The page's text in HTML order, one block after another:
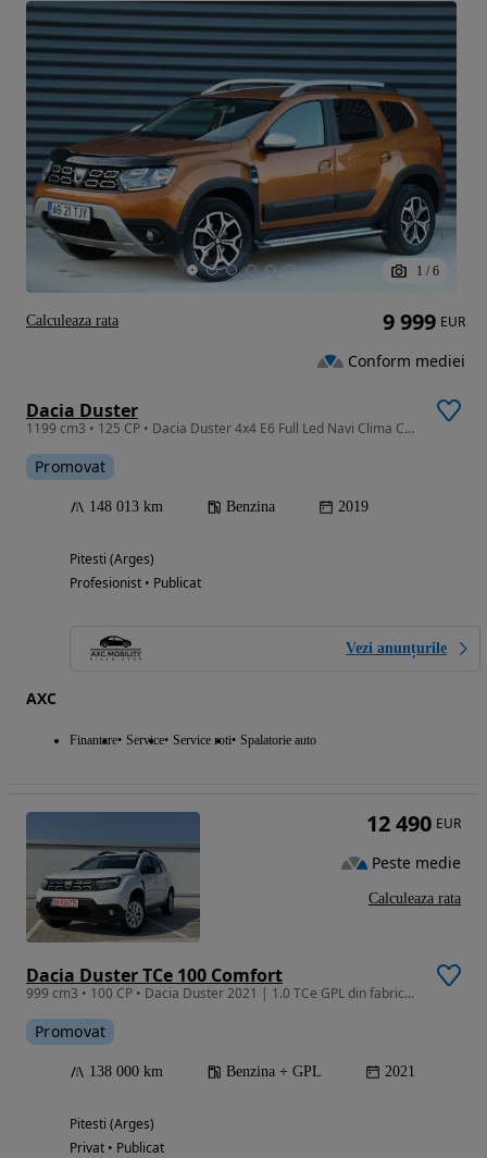
1 / 6
Dacia Duster
1199 cm3 • 125 CP • Dacia Duster 4x4 E6 Full Led Navi Clima Camere Import Germania 2026
Promovat
148 013 km Benzina 2019
Pitesti (Arges)
Profesionist • Publicat
Vezi anunțurile
AXC
Finantare Service Service roti Spalatorie auto
9 999 EUR
Conform mediei
Calculeaza rata
Dacia Duster TCe 100 Comfort
999 cm3 • 100 CP • Dacia Duster 2021 | 1.0 TCe GPL din fabrică | 138.000 km reali |
Promovat
138 000 km Benzina + GPL 2021
Pitesti (Arges)
Privat • Publicat
12 490 EUR
Peste medie
Calculeaza rata